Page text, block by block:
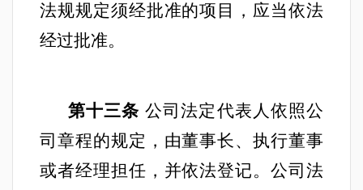
法规规定须经批准的项目，应当依法
经过批准。
第十三条 公司法定代表人依照公
司章程的规定，由董事长、执行董事
或者经理担任，并依法登记。公司法